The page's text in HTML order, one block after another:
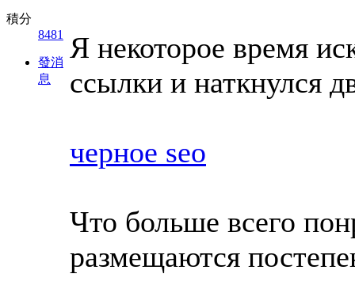
積分
8481
發消
息
Я некоторое время
ссылки и наткнулся
черное seo
Что больше всего
размещаются